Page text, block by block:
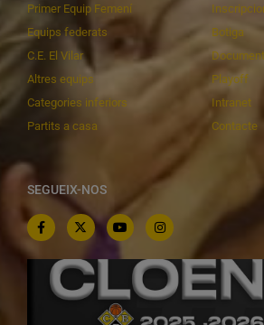
Primer Equip Femení
Equips federats
C.E. El Vilar
Altres equips
Categories inferiors
Partits a casa
Botiga
Playoff
Intranet
Contacte
SEGUEIX-NOS